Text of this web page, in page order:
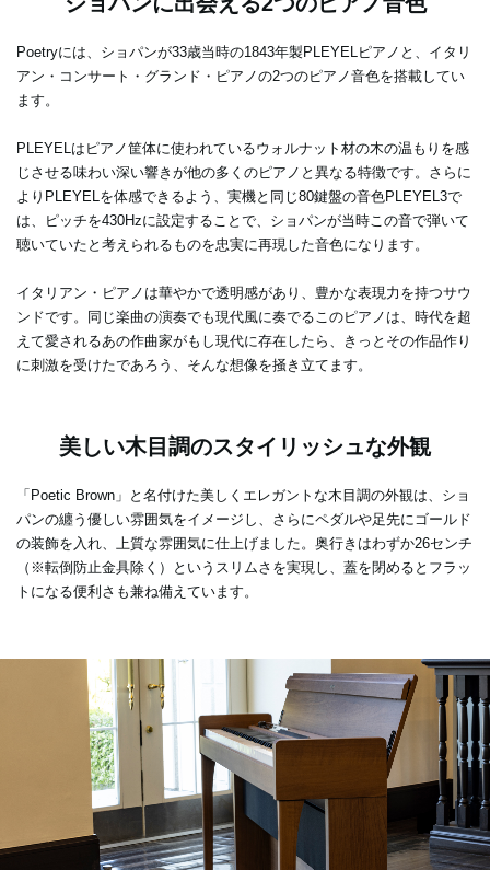
Poetryには、ショパンが33歳当時の1843年製PLEYELピアノと、イタリ
アン・コンサート・グランド・ピアノの2つのピアノ音色を搭載してい
ます。
PLEYELはピアノ筐体に使われているウォルナット材の木の温もりを感
じさせる味わい深い響きが他の多くのピアノと異なる特徴です。さらに
よりPLEYELを体感できるよう、実機と同じ80鍵盤の音色PLEYEL3で
は、ピッチを430Hzに設定することで、ショパンが当時この音で弾いて
聴いていたと考えられるものを忠実に再現した音色になります。
イタリアン・ピアノは華やかで透明感があり、豊かな表現力を持つサウ
ンドです。同じ楽曲の演奏でも現代風に奏でるこのピアノは、時代を超
えて愛されるあの作曲家がもし現代に存在したら、きっとその作品作り
に刺激を受けたであろう、そんな想像を掻き立てます。
美しい木目調のスタイリッシュな外観
「Poetic Brown」と名付けた美しくエレガントな木目調の外観は、ショ
パンの纏う優しい雰囲気をイメージし、さらにペダルや足先にゴールド
の装飾を入れ、上質な雰囲気に仕上げました。奥行きはわずか26センチ
（※転倒防止金具除く）というスリムさを実現し、蓋を閉めるとフラッ
トになる便利さも兼ね備えています。